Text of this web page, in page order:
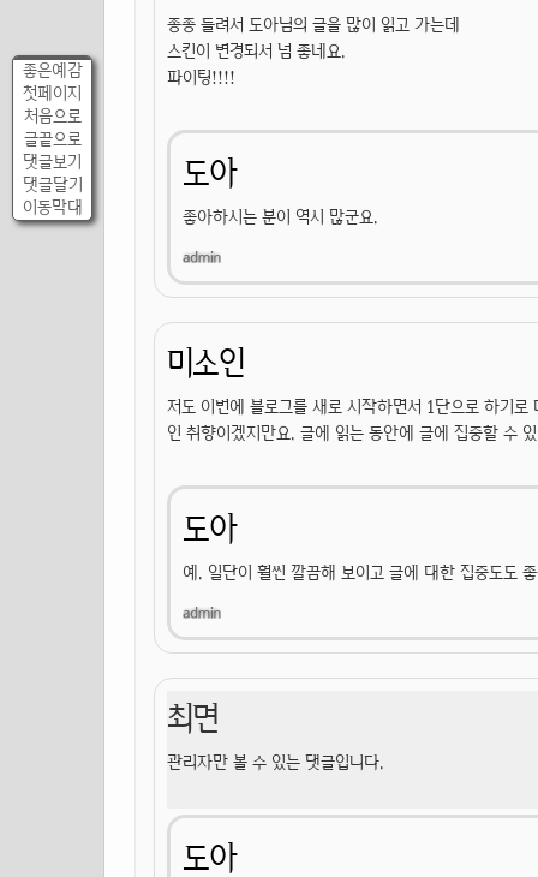
좋은예감
첫페이지
처음으로
글끝으로
댓글보기
댓글달기
이동막대
종종 들려서 도아님의 글을 많이 읽고 가는데
스킨이 변경되서 넘 좋네요.
파이팅!!!!
도아
좋아하시는 분이 역시 많군요.
미소인
저도 이번에 블로그를 새로 시작하면서 1단으로 하기
인 취향이겠지만요. 글에 읽는 동안에 글에 집중할 수
도아
예. 일단이 훨씬 깔끔해 보이고 글에 대한 집중도도
최면
관리자만 볼 수 있는 댓글입니다.
도아